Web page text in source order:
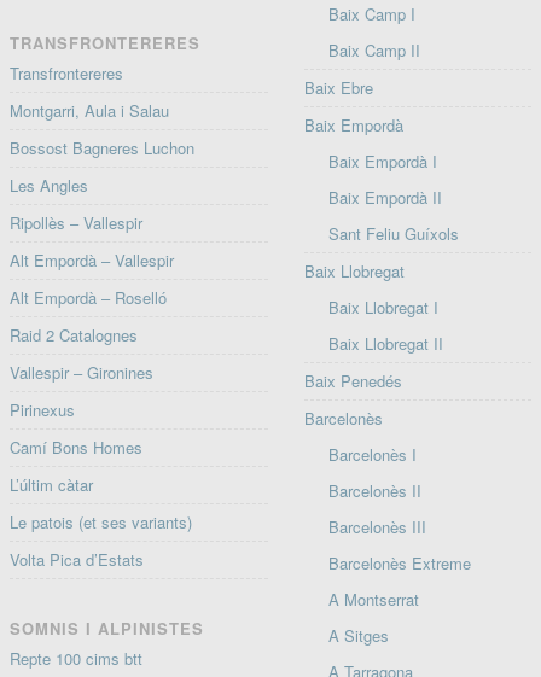
TRANSFRONTERERES
Transfrontereres
Montgarri, Aula i Salau
Bossost Bagneres Luchon
Les Angles
Ripollès – Vallespir
Alt Empordà – Vallespir
Alt Empordà – Roselló
Raid 2 Catalognes
Vallespir – Gironines
Pirinexus
Camí Bons Homes
L’últim càtar
Le patois (et ses variants)
Volta Pica d’Estats
SOMNIS I ALPINISTES
Repte 100 cims btt
Baix Camp I
Baix Camp II
Baix Ebre
Baix Empordà
Baix Empordà I
Baix Empordà II
Sant Feliu Guíxols
Baix Llobregat
Baix Llobregat I
Baix Llobregat II
Baix Penedés
Barcelonès
Barcelonès I
Barcelonès II
Barcelonès III
Barcelonès Extreme
A Montserrat
A Sitges
A Tarragona